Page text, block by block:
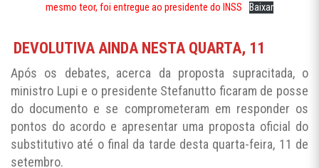
mesmo teor, foi entregue ao presidente do INSS
Baixar
DEVOLUTIVA AINDA NESTA QUARTA, 11
Após os debates, acerca da proposta supracitada, o
ministro Lupi e o presidente Stefanutto ficaram de posse
do documento e se comprometeram em responder os
pontos do acordo e apresentar uma proposta oficial do
substitutivo até o final da tarde desta quarta-feira, 11 de
setembro.